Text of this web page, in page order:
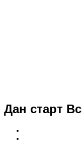
Дан старт